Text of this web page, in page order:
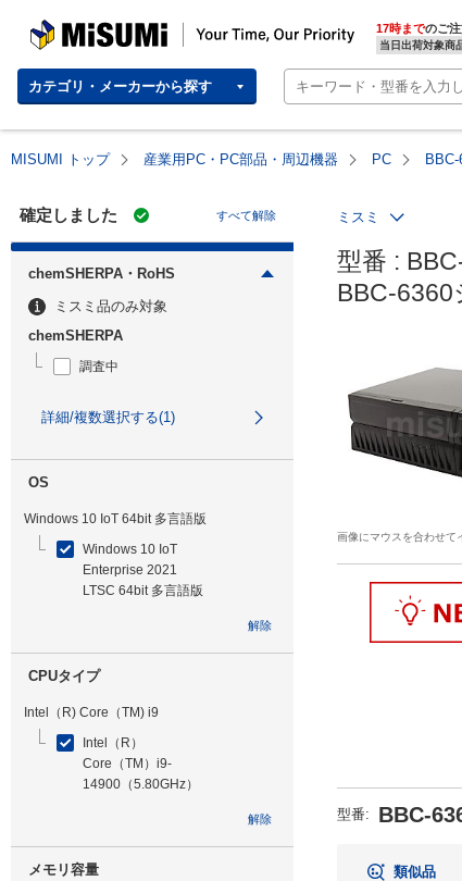
MISUMI | Your Time, Our Priority 17時までのご
当日出荷対象商
カテゴリ・メーカーから探す
MISUMI トップ 産業用PC・PC部品・周辺機器 PC
確定しました すべて解除
chemSHERPA・RoHS
ミスミ品のみ対象
chemSHERPA
調査中
詳細/複数選択する(1)
OS
Windows 10 IoT 64bit 多言語版
Windows 10 IoT
Enterprise 2021
LTSC 64bit 多言語版
解除
CPUタイプ
Intel（R) Core（TM) i9
Intel（R）
Core（TM）i9-
14900（5.80GHz）
解除
メモリ容量
ミスミ
型番 :
BBC-
画像にマウスを合わせて
型番: BBC-
類似品